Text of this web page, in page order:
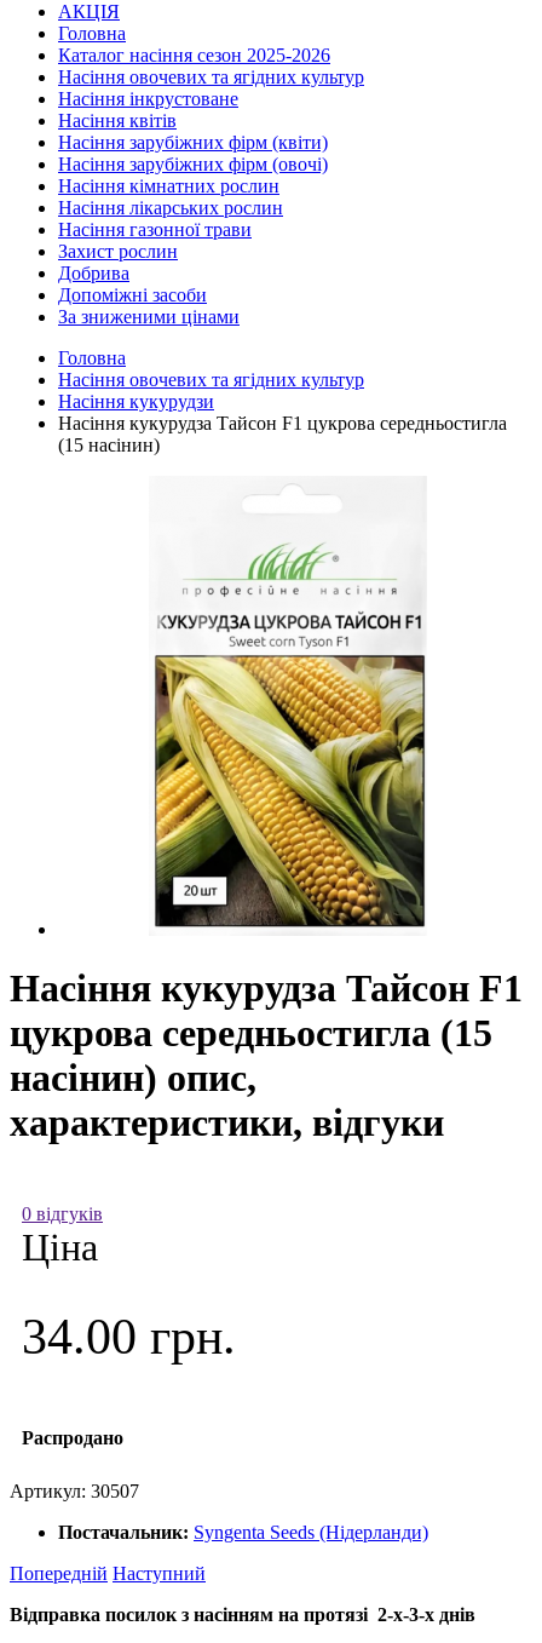
АКЦІЯ
Головна
Каталог насіння сезон 2025-2026
Насіння овочевих та ягідних культур
Насіння інкрустоване
Насіння квітів
Насіння зарубіжних фірм (квіти)
Насіння зарубіжних фірм (овочі)
Насіння кімнатних рослин
Насіння лікарських рослин
Насіння газонної трави
Захист рослин
Добрива
Допоміжні засоби
За зниженими цінами
Головна
Насіння овочевих та ягідних культур
Насіння кукурудзи
Насіння кукурудза Тайсон F1 цукрова середньостигла
(15 насінин)
Насіння кукурудза Тайсон F1
цукрова середньостигла (15
насінин) опис,
характеристики, відгуки
0 відгуків
Ціна
34.00 грн.
Распродано
Артикул: 30507
Постачальник: Syngenta Seeds (Нідерланди)
Попередній Наступний
Відправка посилок з насінням на протязі 2-х-3-х днів